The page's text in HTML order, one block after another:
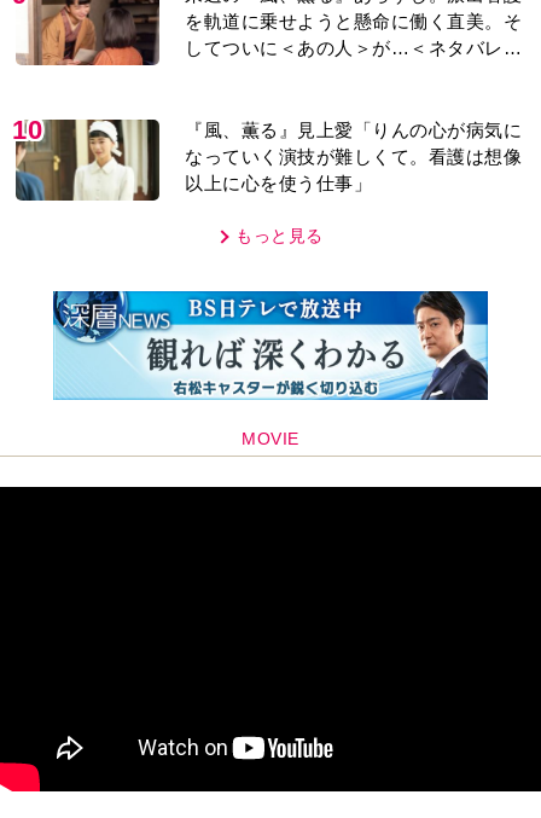
を軌道に乗せようと懸命に働く直美。そ
してついに＜あの人＞が…＜ネタバレあ
10
『風、薫る』見上愛「りんの心が病気に
なっていく演技が難しくて。看護は想像
以上に心を使う仕事」
もっと見る
MOVIE